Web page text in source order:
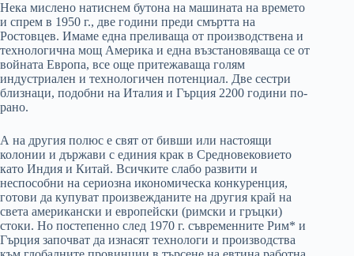
Нека мислено натиснем бутона на машината на времето
и спрем в 1950 г., две години преди смъртта на
Ростовцев. Имаме една преливаща от производствена и
технологична мощ Америка и една възстановяваща се от
войната Европа, все още притежаваща голям
индустриален и технологичен потенциал. Две сестри
близнаци, подобни на Италия и Гърция 2200 години по-
рано.
А на другия полюс е свят от бивши или настоящи
колонии и държави с единия крак в Средновековието
като Индия и Китай. Всичките слабо развити и
неспособни на сериозна икономическа конкуренция,
готови да купуват произвежданите на другия край на
света американски и европейски (римски и гръцки)
стоки. Но постепенно след 1970 г. съвременните Рим* и
Гърция започват да изнасят технологи и производства